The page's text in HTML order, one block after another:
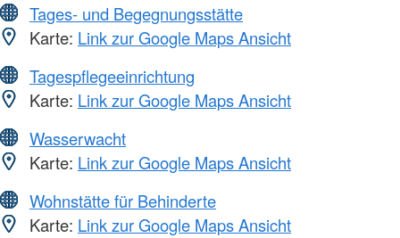
Tages- und Begegnungsstätte
Karte: Link zur Google Maps Ansicht
Tagespflegeeinrichtung
Karte: Link zur Google Maps Ansicht
Wasserwacht
Karte: Link zur Google Maps Ansicht
Wohnstätte für Behinderte
Karte: Link zur Google Maps Ansicht